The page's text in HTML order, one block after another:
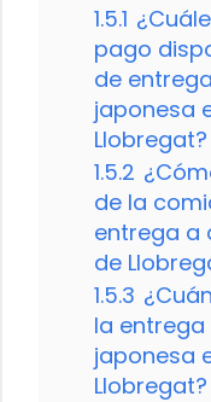
1.5.1
pago
de
japonesa
Llobregat?
1.5.2
de la
entrega a
de
1.5.3
la
japonesa
Llobregat?